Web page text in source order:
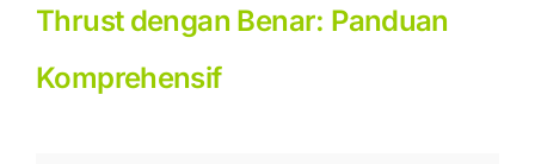
Thrust dengan Benar: Panduan
Komprehensif